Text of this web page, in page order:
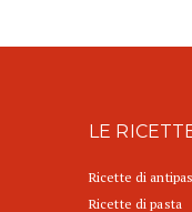
LE
Ricette di
Ricette di pasta